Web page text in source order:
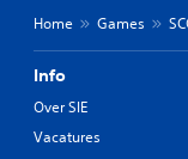
Home Games
Info
Over SIE
Vacatures